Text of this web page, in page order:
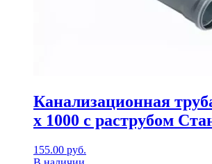
Канализационная
х 1000 с раструбом
155.00 руб.